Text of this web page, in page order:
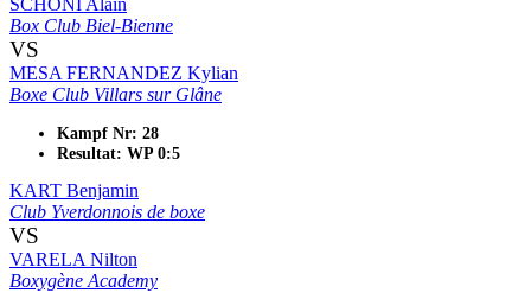
SCHÖNI Alain
Box Club Biel-Bienne
VS
MESA FERNANDEZ Kylian
Boxe Club Villars sur Glâne
Kampf Nr: 28
Resultat: WP 0:5
KART Benjamin
Club Yverdonnois de boxe
VS
VARELA Nilton
Boxygène Academy